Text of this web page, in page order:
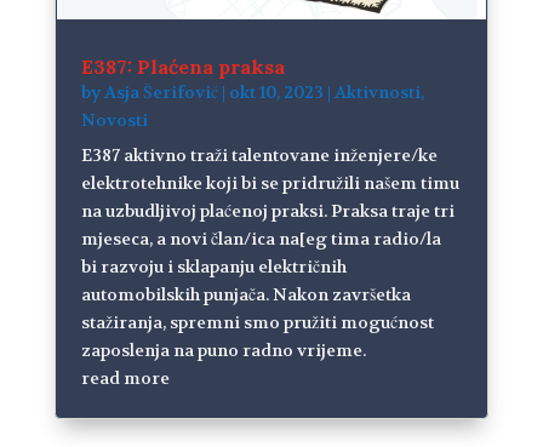
E387: Plaćena praksa
byAsja Šerifović| okt 10, 2023 | Aktivnosti,
Novosti
E387 aktivno traži talentovane inženjere/ke
elektrotehnike koji bi se pridružili našem timu
na uzbudljivoj plaćenoj praksi. Praksa traje tri
mjeseca, a novi član/ica na[eg tima radio/la
bi razvoju i sklapanju električnih
automobilskih punjača. Nakon završetka
stažiranja, spremni smo pružiti mogućnost
zaposlenja na puno radno vrijeme.
read more